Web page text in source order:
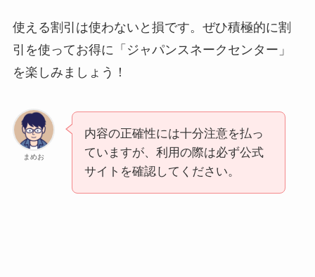
使える割引は使わないと損です。ぜひ積極的に割
引を使ってお得に「ジャパンスネークセンター」
を楽しみましょう！
まめお
内容の正確性には十分注意を払っ
ていますが、利用の際は必ず公式
サイトを確認してください。